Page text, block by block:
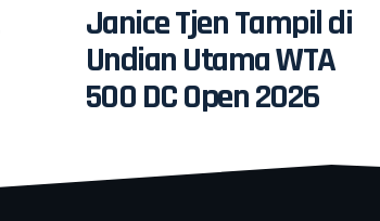
Janice Tjen Tampil di
Undian Utama WTA
500 DC Open 2026